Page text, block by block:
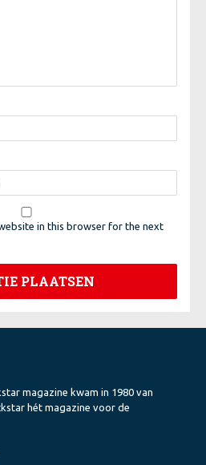
in this browser for the next
magazine kwam in 1980 van
hét magazine voor de